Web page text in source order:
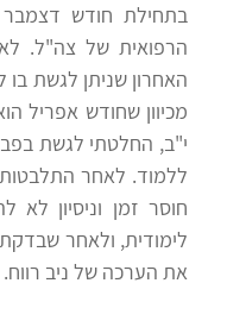
מידע
כללי
קורסי
פסיכומטרי
תלמידים
וחטיבות
ביניים
הכנה
למבחני
מיון
לעבודה
בתחילת חודש
הרפואית של צה"ל.
מכיוון שחודש אפריל
י"ב, החלטתי לגשת
ללמוד. לאחר
חוסר זמן וניסיון
לימודית, ולאחר
את הערכה של ניב רווח.